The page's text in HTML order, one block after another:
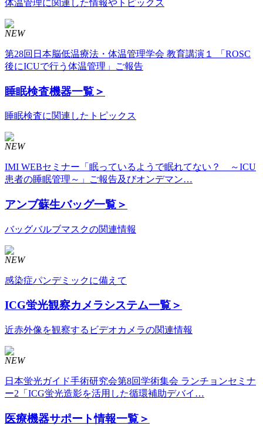
体温管理に関連した情報やトピックス
NEW
第28回日本脳低温療法・体温管理学会 教育講演１ 「ROSC
後にICUで行う体温管理」ご報告
睡眠検査機器一覧＞
睡眠検査に関連したトピックス
NEW
IMI WEBセミナー「眠っているようで眠れてない？ ～ICU
患者の睡眠管理～」ご報告及びオンデマン…
アンブ蘇生バッグ一覧＞
バッグバルブマスクの関連情報
NEW
感染症パンデミックに備えて
ICG蛍光観察カメラシステム一覧＞
近赤外像を観察するビデオカメラの関連情報
NEW
日本蛍光ガイド手術研究会第8回学術集会 ランチョンセミナ
ー2「ICG蛍光造影を活用した循環補助デバイ…
医療機器サポート情報一覧＞